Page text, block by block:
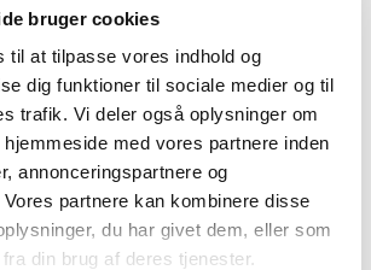
bruger cookies
til at tilpasse vores indhold og
dig funktioner til sociale medier og til
trafik. Vi deler også oplysninger om
med vores partnere inden
annonceringspartnere og
partnere kan kombinere disse
du har givet dem, eller som
din brug af deres tjenester.
bolig- og
Bach-gruppen ,
hjemmeside , der kan præsentere
boligområd...
Joomla CMS Website Øvrige
med digitale løsninger, der er
at drive og tilpasset den måde,